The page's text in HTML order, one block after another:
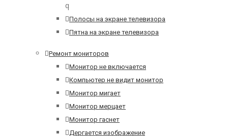
q
Полосы на экране телевизора
Пятна на экране телевизора
Ремонт мониторов
Монитор не включается
Компьютер не видит монитор
Монитор мигает
Монитор мерцает
Монитор гаснет
Дергается изображение